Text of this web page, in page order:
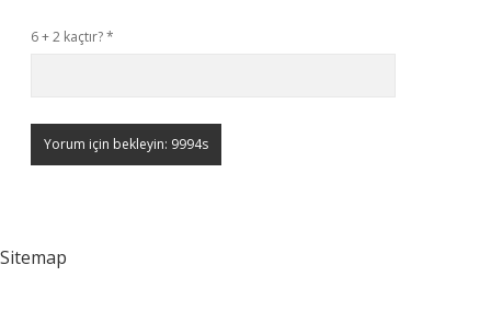
6 + 2 kaçtır?*
Sitemap